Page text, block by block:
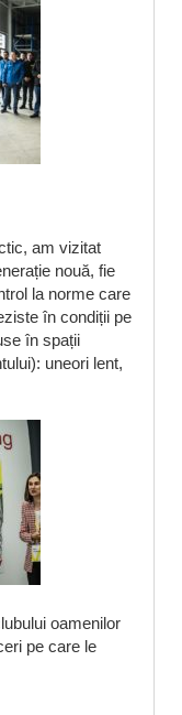
am vizitat
nouă, fie
la norme care
în condiții pe
în spații
uneori lent,
oamenilor
pe care le